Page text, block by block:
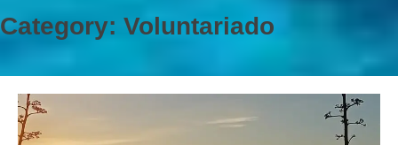
Category: Voluntariado